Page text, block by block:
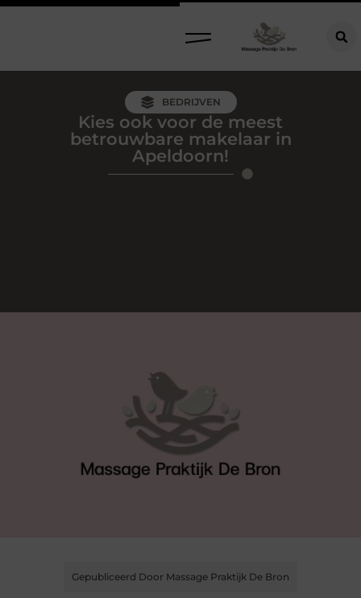
BEDRIJVEN
Kies ook voor de meest
betrouwbare makelaar in
Apeldoorn!
Gepubliceerd Door Massage Praktijk De Bron